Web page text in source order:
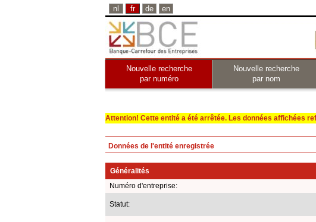
nl fr de en
Nouvelle recherche
par numéro
Nouvelle recherche
par nom
Attention! Cette entité a été arrêtée. Les données affichées
Données de l'entité enregistrée
Généralités
Numéro d'entreprise:
Statut: